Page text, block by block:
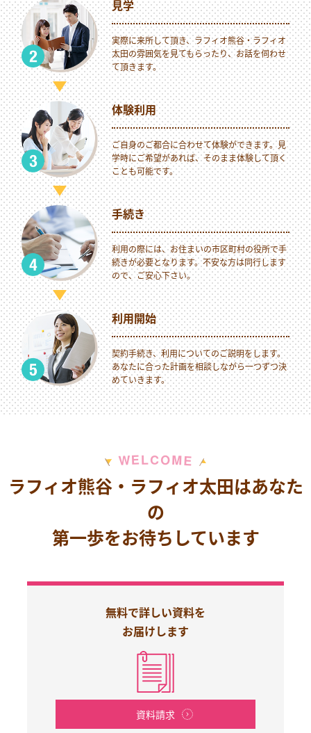
見学
実際に来所して頂き、ラフィオ熊谷・ラフィオ
太田の雰囲気を見てもらったり、お話を伺わせ
て頂きます。
体験利用
ご自身のご都合に合わせて体験ができます。見
学時にご希望があれば、そのまま体験して頂く
ことも可能です。
手続き
利用の際には、お住まいの市区町村の役所で手
続きが必要となります。不安な方は同行します
ので、ご安心下さい。
利用開始
契約手続き、利用についてのご説明をします。
あなたに合った計画を相談しながら一つずつ決
めていきます。
WELCOME
ラフィオ熊谷・ラフィオ太田はあなた
の
第一歩をお待ちしています
無料で詳しい資料を
お届けします
資料請求